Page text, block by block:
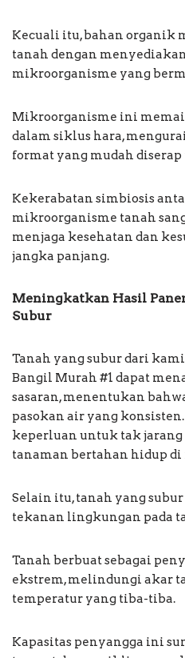
Kecuali itu, bahan organik
tanah dengan
mikroorganisme yang
Mikroorganisme ini
dalam siklus hara,
format yang mudah
Kekerabatan simbiosis
mikroorganisme tanah
menjaga kesehatan dan
jangka panjang.
Meningkatkan Hasil
Subur
Tanah yang subur dari
Bangil Murah #1 dapat
sasaran, menentukan
pasokan air yang
keperluan untuk tak
tanaman bertahan hidup
Selain itu, tanah yang
tekanan lingkungan pada
Tanah berbuat sebagai
ekstrem, melindungi akar
temperatur yang tiba-tiba.
Kapasitas penyangga ini